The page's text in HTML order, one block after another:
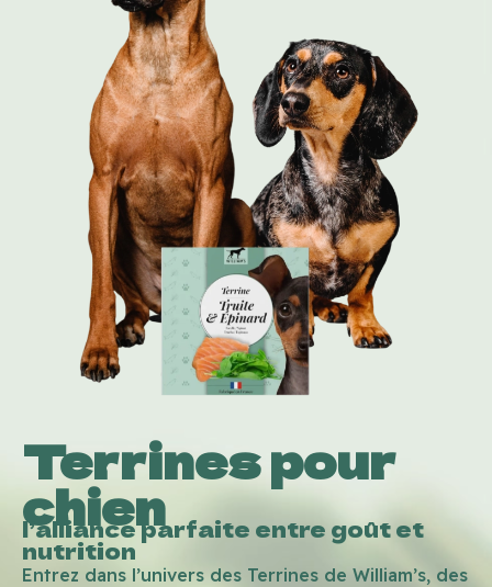
Terrines pour
chien
l’alliance parfaite entre goût et
nutrition
Entrez dans l’univers des Terrines de William’s, des